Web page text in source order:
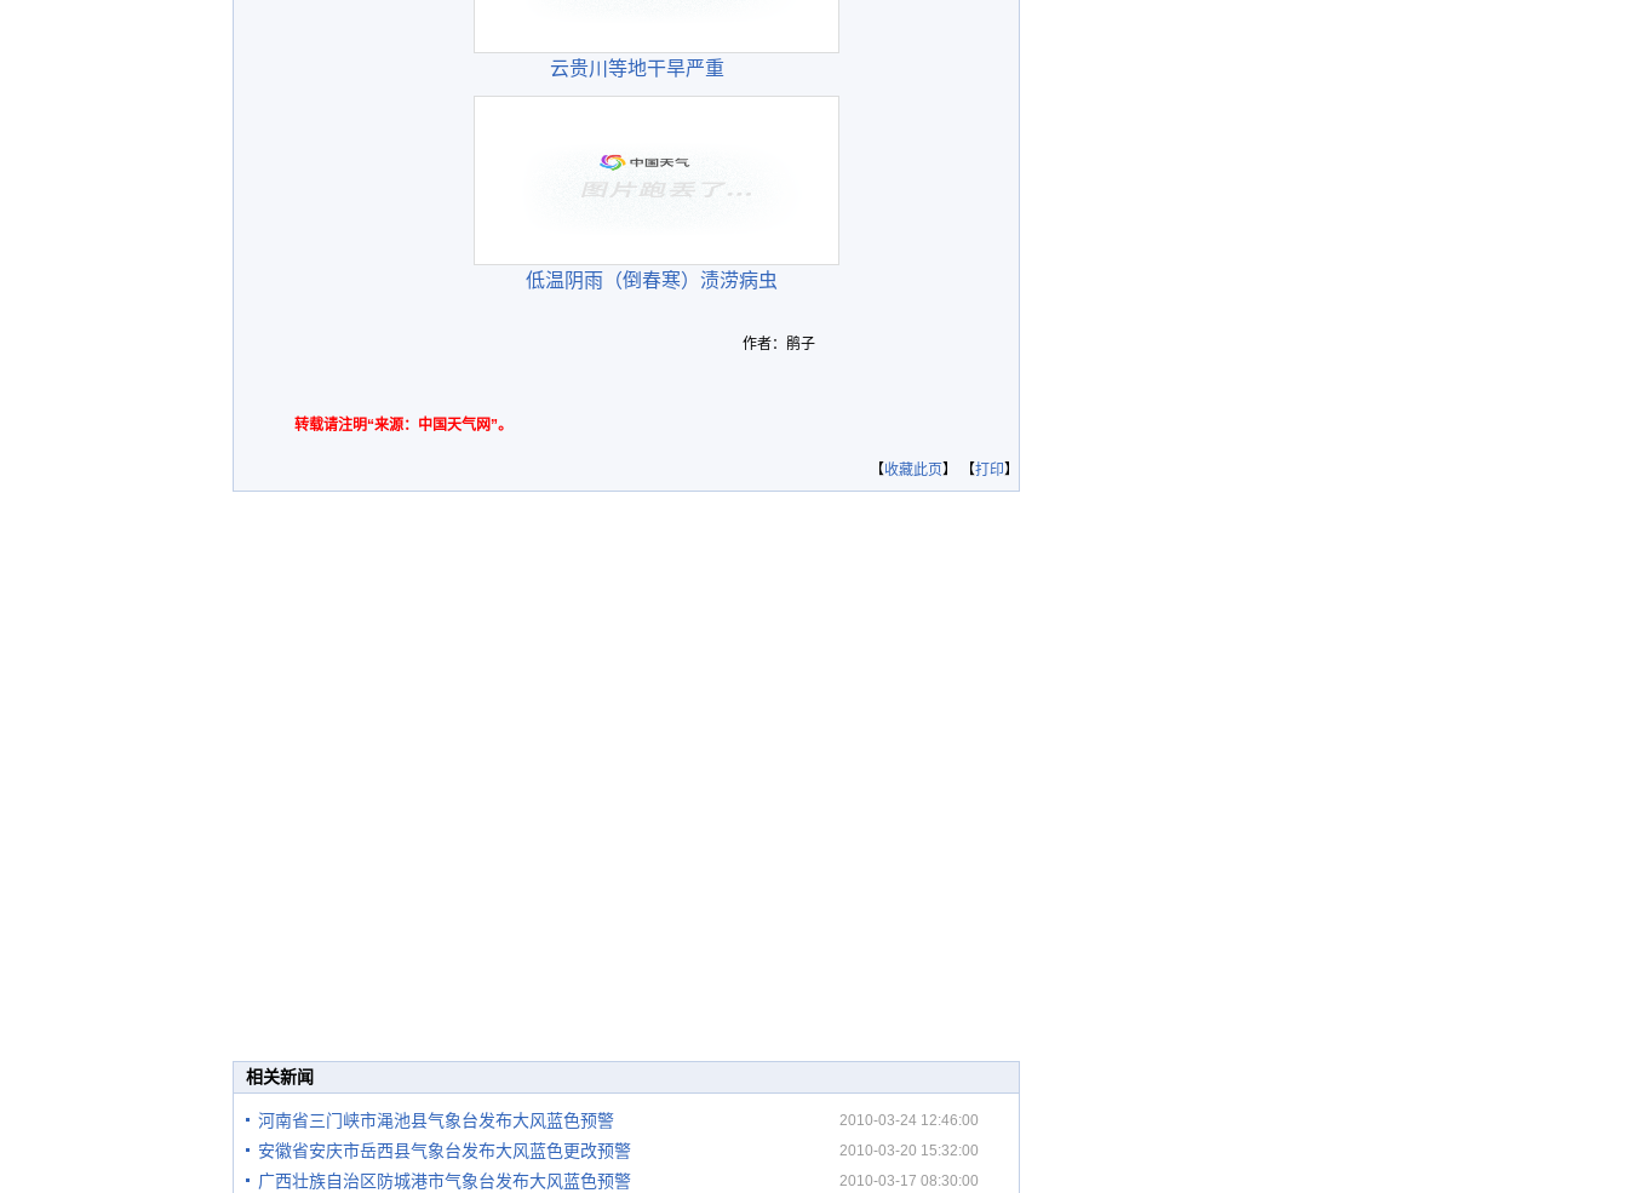
云贵川等地干旱严重
低温阴雨（倒春寒）渍涝病虫
作者：鹃子
转载请注明“来源：中国天气网”。
【收藏此页】 【打印】
相关新闻
河南省三门峡市渑池县气象台发布大风蓝色预警 2010-03-24 12:46:00
安徽省安庆市岳西县气象台发布大风蓝色更改预警 2010-03-20 15:32:00
广西壮族自治区防城港市气象台发布大风蓝色预警 2010-03-17 08:30:00